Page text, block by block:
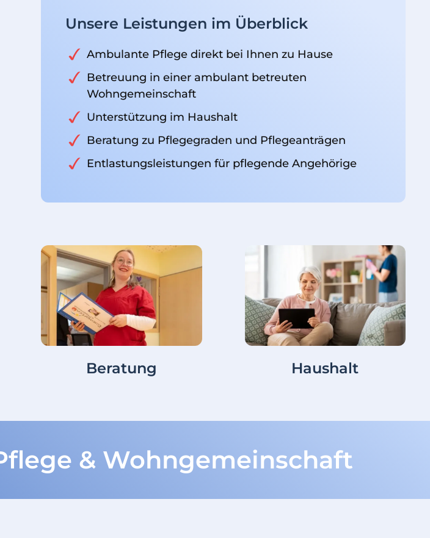
Unsere Leistungen im Überblick
Ambulante Pflegedirekt bei Ihnen zu Hause
Betreuung in einer ambulant betreuten
Wohngemeinschaft
Unterstützung im Haushalt
Beratung zu Pflegegraden und Pflegeanträgen
Entlastungsleistungen für pflegende Angehörige
Beratung Haushalt
& Wohngemeinschaft